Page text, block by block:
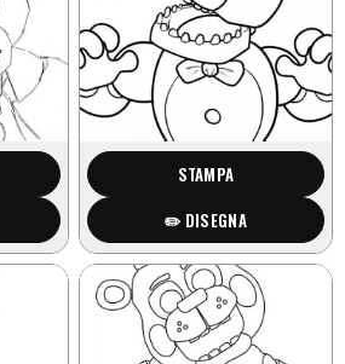
STAMPA
✏️ DISEGNA